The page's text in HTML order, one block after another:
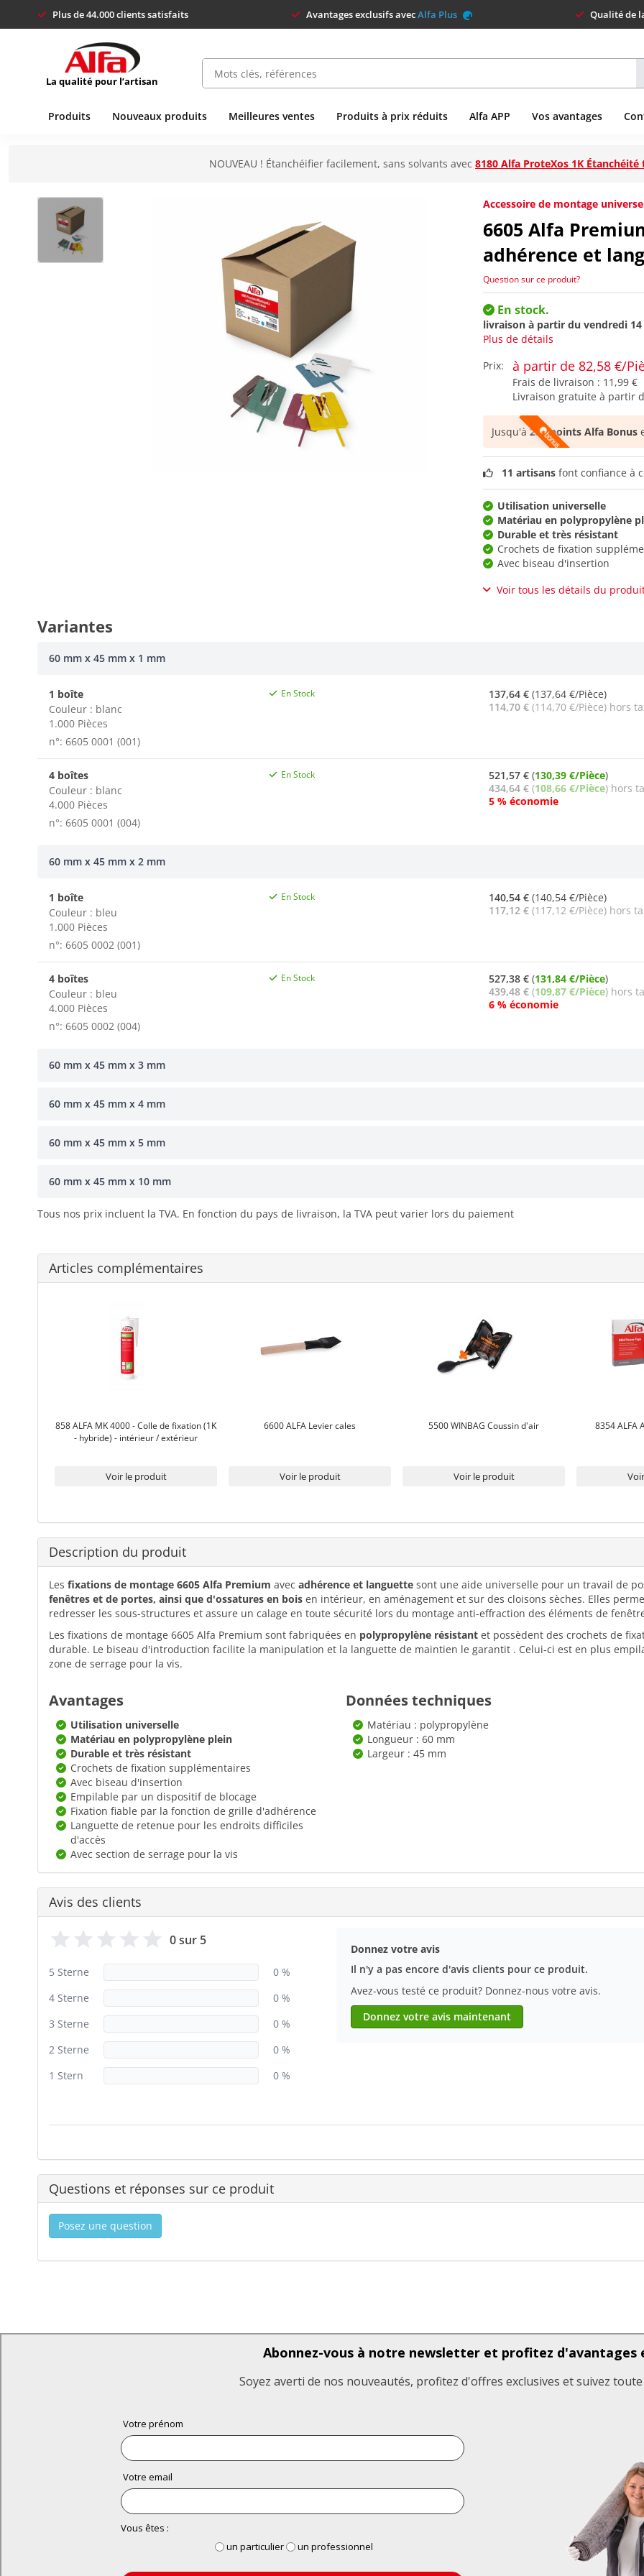
Plus de 44.000 clients satisfaits Avantages exclusifs avecAlfa Plus Qualité de
La qualité pour l’artisan
Produits Nouveaux produits Meilleures ventes Produits à prix réduits Alfa APP Vos avantages
NOUVEAU ! Étanchéifier facilement, sans solvants avec 8180 Alfa ProteXos 1K
Accessoire de montage
6605 Alfa
adhérence et
Question sur ce produit?
En stock.
livraison à partir du vendredi
Plus de détails
Prix:
à partir de 82,58 €/
Frais de livraison : 11,99 €
Livraison gratuite à partir
Jusqu'à253 points Alfa Bonus
11 artisans font confiance à
Utilisation universelle
Matériau en polypropylène
Durable et très résistant
Crochets de fixation
Avec biseau d'insertion
Voir tous les détails du
Variantes
60 mm x 45 mm x 1 mm
1 boîte
Couleur : blanc
1.000 Pièces
n°: 6605 0001 (001)
En Stock 137,64 € (137,64 €/Pièce)
114,70 € (114,70 €/Pièce) hors
4 boîtes
Couleur : blanc
4.000 Pièces
n°: 6605 0001 (004)
En Stock 521,57 € (130,39 €/Pièce)
434,64 € (108,66 €/Pièce) hors
5 % économie
60 mm x 45 mm x 2 mm
1 boîte
Couleur : bleu
1.000 Pièces
n°: 6605 0002 (001)
En Stock 140,54 € (140,54 €/Pièce)
117,12 € (117,12 €/Pièce) hors
4 boîtes
Couleur : bleu
4.000 Pièces
n°: 6605 0002 (004)
En Stock 527,38 € (131,84 €/Pièce)
439,48 € (109,87 €/Pièce) hors
6 % économie
60 mm x 45 mm x 3 mm
60 mm x 45 mm x 4 mm
60 mm x 45 mm x 5 mm
60 mm x 45 mm x 10 mm
Tous nos prix incluent la TVA. En fonction du pays de livraison, la TVA peut varier lors du paiement
Articles complémentaires
858 ALFA MK 4000 - Colle de fixation (1K
- hybride) - intérieur / extérieur
Voir le produit
6600 ALFA Levier cales
Voir le produit
5500 WINBAG Coussin d'air
Voir le produit
8354 ALFA
Description du produit
Les fixations de montage 6605 Alfa Premium avec adhérence et languette sont une aide universelle pour un travail de
fenêtres et de portes, ainsi que d'ossatures en bois en intérieur, en aménagement et sur des cloisons sèches. Elles
redresser les sous-structures et assure un calage en toute sécurité lors du montage anti-effraction des éléments de
Les fixations de montage 6605 Alfa Premium sont fabriquées en polypropylène résistant et possèdent des crochets de
durable. Le biseau d'introduction facilite la manipulation et la languette de maintien le garantit . Celui-ci est en plus
zone de serrage pour la vis.
Avantages
Utilisation universelle
Matériau en polypropylène plein
Durable et très résistant
Crochets de fixation supplémentaires
Avec biseau d'insertion
Empilable par un dispositif de blocage
Fixation fiable par la fonction de grille d'adhérence
Languette de retenue pour les endroits difficiles
d'accès
Avec section de serrage pour la vis
Données techniques
Matériau : polypropylène
Longueur : 60 mm
Largeur : 45 mm
Avis des clients
0 sur 5
5 Sterne
0 %
4 Sterne
0 %
3 Sterne
0 %
2 Sterne
0 %
1 Stern
0 %
Donnez votre avis
Il n'y a pas encore d'avis clients pour ce produit.
Avez-vous testé ce produit? Donnez-nous votre avis.
Donnez votre avis maintenant
Questions et réponses sur ce produit
Posez une question